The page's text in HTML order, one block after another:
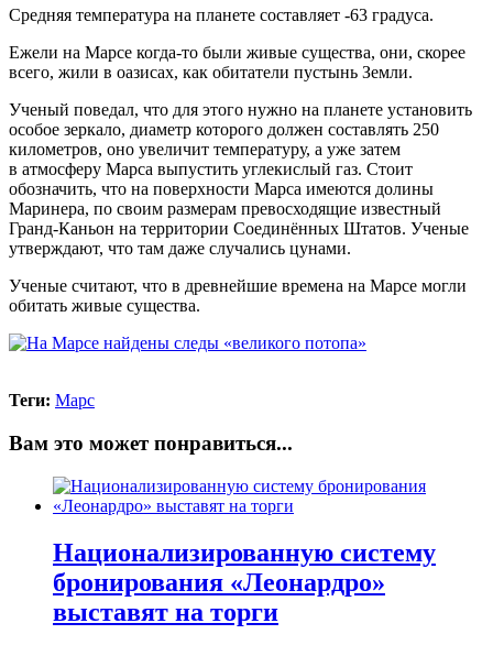
Средняя температура на планете составляет -63 градуса.
Ежели на Марсе когда-то были живые существа, они, скорее
всего, жили в оазисах, как обитатели пустынь Земли.
Ученый поведал, что для этого нужно на планете установить
особое зеркало, диаметр которого должен составлять 250
километров, оно увеличит температуру, а уже затем
в атмосферу Марса выпустить углекислый газ. Стоит
обозначить, что на поверхности Марса имеются долины
Маринера, по своим размерам превосходящие известный
Гранд-Каньон на территории Соединённых Штатов. Ученые
утверждают, что там даже случались цунами.
Ученые считают, что в древнейшие времена на Марсе могли
обитать живые существа.
Теги: Марс
Вам это может понравиться...
Национализированную систему
бронирования «Леонардро»
выставят на торги